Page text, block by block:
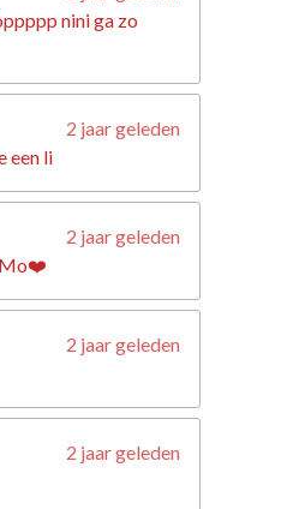
nini ga zo
2 jaar geleden
een li
2 jaar geleden
Mo❤️
2 jaar geleden
2 jaar geleden